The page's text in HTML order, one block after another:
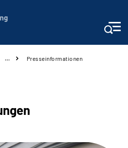
… Presseinformationen